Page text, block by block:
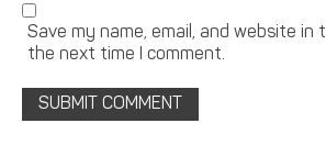
Save my name, email, and website in
the next time I comment.